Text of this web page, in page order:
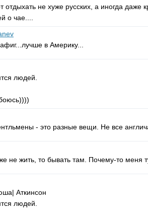
отдыхать не хуже русских, а иногда даже
о чае....
в Америку...
людей.
- это разные вещи. Не все
не жить, то бывать там. Почему-то меня
Аткинсон
людей.